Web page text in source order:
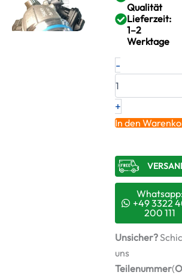
Qualität
Lieferzeit:
1–2
Werktage
-Neuer
Original
BMW
MINI
John
Cooper
ALL4
–
795281309
4913800100
Menge
+
In den
+49 3322
200 111
Unsicher?
uns
Teilenummer(